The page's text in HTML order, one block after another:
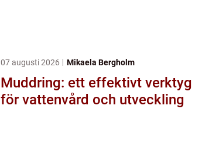
07 augusti 2026 Mikaela Bergholm
Muddring: ett effektivt verktyg
för vattenvård och utveckling